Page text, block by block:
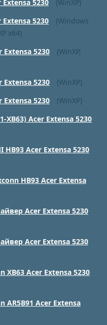
5230
(WinXP)
5230
(Windows
x64)
5230
(WinXP,
5230
(WinXP)
5230
(WinXP)
XB63) Acer Extensa 5230
HB93 Acer Extensa 5230
HB93 Acer Extensa
Acer Extensa 5230
Acer Extensa 5230
XB63 Acer Extensa 5230
AR5B91 Acer Extensa